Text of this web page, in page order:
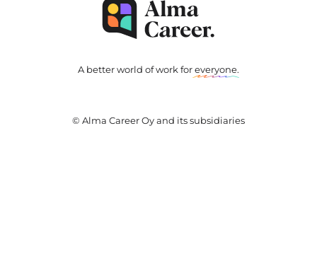
A better world of work foreveryone.
© Alma Career Oy and its subsidiaries